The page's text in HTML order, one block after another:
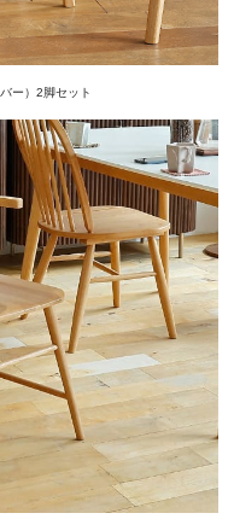
ー）2脚セット